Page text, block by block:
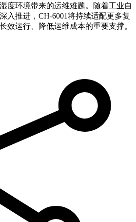
度环境带来的运维难题。随着工业自
入推进，CH-6001将持续适配更多复
效运行、降低运维成本的重要支撑。